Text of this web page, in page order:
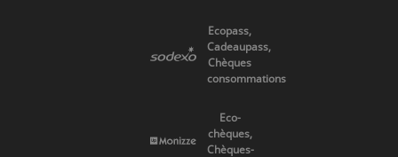
Ecopass,
Cadeaupass,
Chèques
consommations
Eco-
chèques,
Chèques-